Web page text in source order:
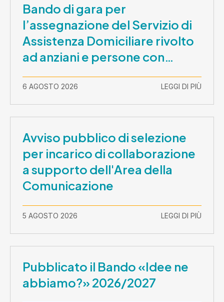
Bando di gara per
l’assegnazione del Servizio di
Assistenza Domiciliare rivolto
ad anziani e persone con
2026-30 settembre 2029
6 AGOSTO 2026 LEGGI DI PIÙ
Avviso pubblico di selezione
per incarico di collaborazione
a supporto dell'Area della
Comunicazione
5 AGOSTO 2026 LEGGI DI PIÙ
Pubblicato il Bando «Idee ne
abbiamo?» 2026/2027